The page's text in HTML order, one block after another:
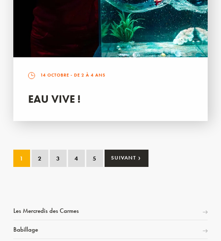
14 OCTOBRE - DE 2 À 4 ANS
EAU VIVE !
1 2 3 4 5 SUIVANT ›
Les Mercredis des Carmes
Babillage